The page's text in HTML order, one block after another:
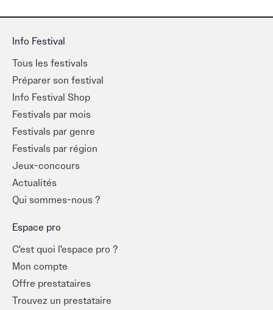
Info Festival
Tous les festivals
Préparer son festival
Info Festival Shop
Festivals par mois
Festivals par genre
Festivals par région
Jeux-concours
Actualités
Qui sommes-nous ?
Espace pro
C'est quoi l'espace pro ?
Mon compte
Offre prestataires
Trouvez un prestataire